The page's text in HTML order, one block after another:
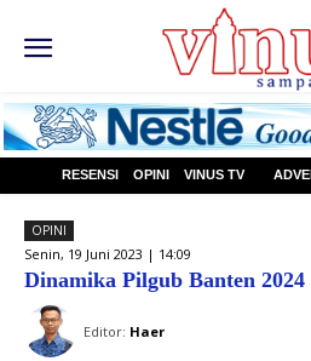
RESENSI OPINI VINUS TV
OPINI
Senin, 19 Juni 2023 | 14:09
Dinamika Pilgub Banten 2024
Editor: Haer